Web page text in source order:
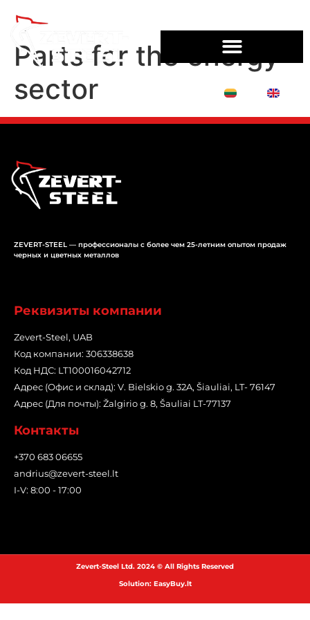
Parts for the energy
sector
ZEVERT-STEEL — профессионалы с более чем 25-летним опытом продаж
черных и цветных металлов
Реквизиты компании
Zevert-Steel, UAB
Код компании: 306338638
Код НДС: LT100016042712
Адрес (Офис и склад): V. Bielskio g. 32A, Šiauliai, LT- 76147
Адрес (Для почты): Žalgirio g. 8, Šauliai LT-77137
Контакты
+370 683 06655
andrius@zevert-steel.lt
I-V: 8:00 - 17:00
Zevert-Steel Ltd. 2024 © All Rights Reserved
Solution: EasyBuy.lt